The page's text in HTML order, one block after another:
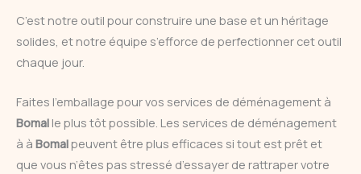
C’est notre outil pour construire une base et un héritage
solides, et notre équipe s’efforce de perfectionner cet outil
chaque jour.
Faites l’emballage pour vos services de déménagement à
Bomal le plus tôt possible. Les services de déménagement
à à Bomalpeuvent être plus efficaces si tout est prêt et
que vous n’êtes pas stressé d’essayer de rattraper votre